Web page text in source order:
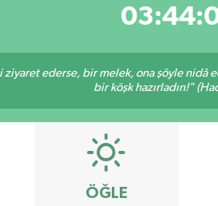
ederse, bir melek, ona şöyle
bir köşk hazırladın!"
ÖĞLE